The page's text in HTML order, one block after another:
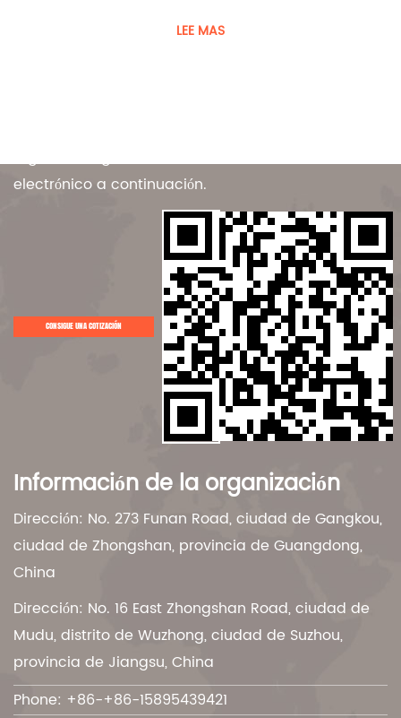
LEE MAS
electrónico a continuación.
CONSIGUE UNA COTIZACIÓN
Información de la organización
Dirección: No. 273 Funan Road, ciudad de Gangkou,
ciudad de Zhongshan, provincia de Guangdong,
China
Dirección: No. 16 East Zhongshan Road, ciudad de
Mudu, distrito de Wuzhong, ciudad de Suzhou,
provincia de Jiangsu, China
Phone: +86-+86-15895439421